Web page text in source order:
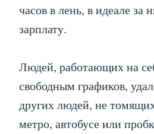
часов в лень, в идеале за
зарплату.
Людей, работающих на
свободным графиков,
других людей, не
метро, автобусе или